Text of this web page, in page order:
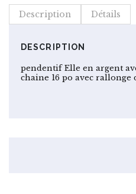
Description Détails
DESCRIPTION
pendentif Elle en argent
chaine 16 po avec rallonge